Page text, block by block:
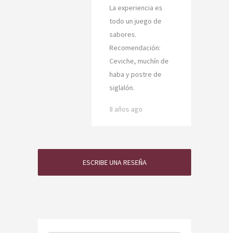
La experiencia es
todo un juego de
sabores.
Recomendación:
Ceviche, muchín de
haba y postre de
siglalón.
8 años ago
ESCRIBE UNA RESEÑA